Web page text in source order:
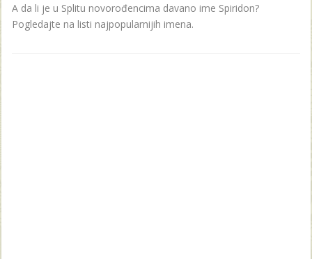
A da li je u Splitu novorođencima davano ime Spiridon?
Pogledajte na listi najpopularnijih imena.